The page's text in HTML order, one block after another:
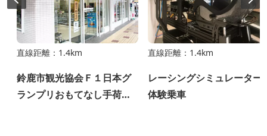
直線距離：1.4km
鈴鹿市観光協会Ｆ１日本グ
ランプリおもてなし手荷物
直線距離：1.4km
レーシングシミュレーター
体験乗車